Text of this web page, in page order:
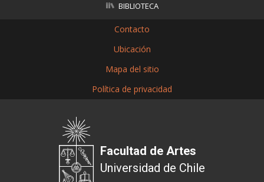
BIBLIOTECA
Contacto
Ubicación
Mapa del sitio
Política de privacidad
Facultad de Artes
Universidad de Chile